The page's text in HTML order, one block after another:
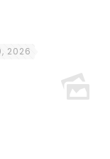
2026